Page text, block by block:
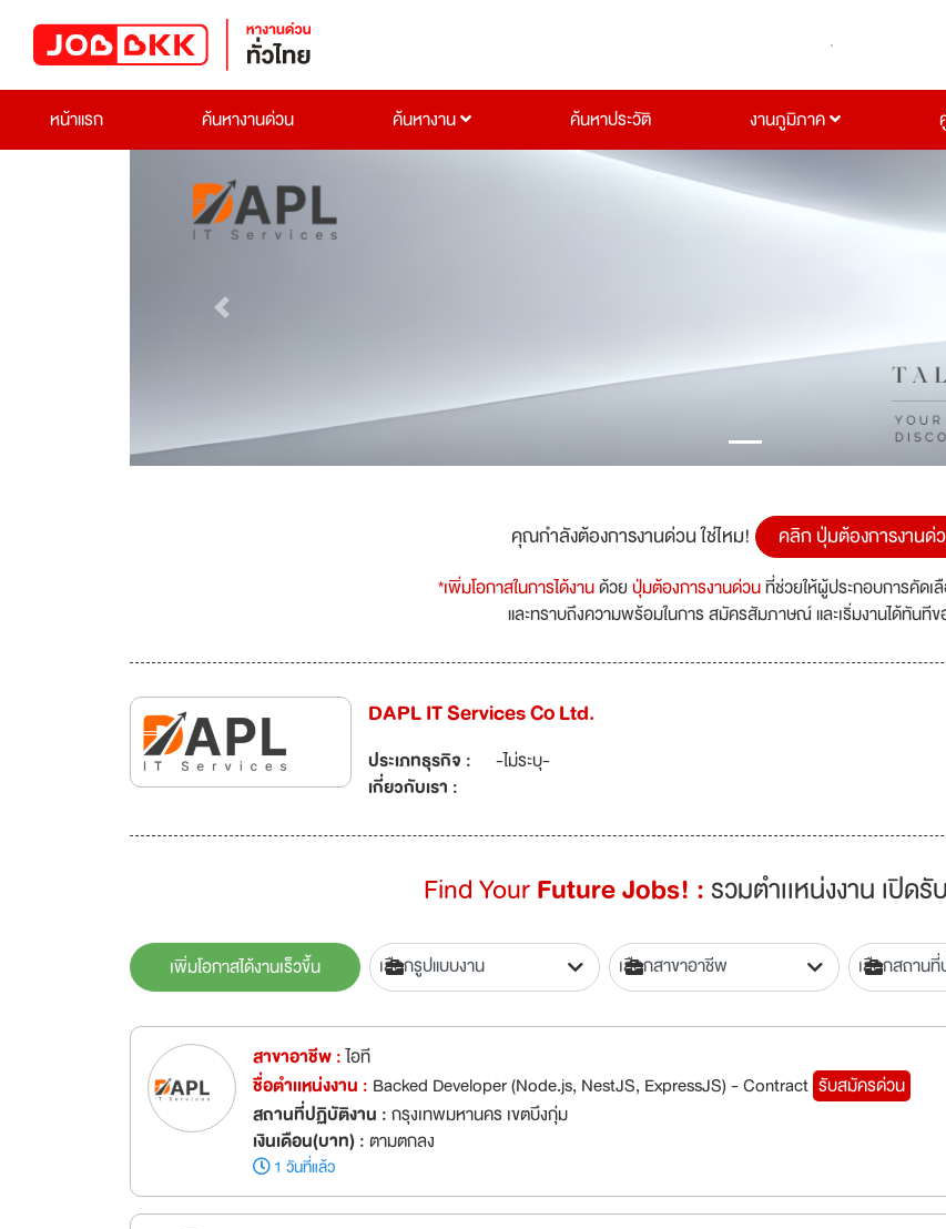
หน้าแรก
ค้นหางานด่วน ค้นหางาน ค้นหาประวัติ งานภูมิภาค
Previous
คุณกำลังต้องการงานด่วน ใช่ไหม! คลิก ปุ่มต้องการงานด่
*เพิ่มโอกาสในการได้งานด้วยปุ่มต้องการงานด่วนที่ช่วยให้ผู้ประกอบการคัดเ
และทราบถึงความพร้อมในการ สมัครสัมภาษณ์ และเริ่มงานได้ทันที
DAPL IT Services Co Ltd.
ประเภทธุรกิจ :
-ไม่ระบุ-
เกี่ยวกับเรา :
Find YourFuture Jobs! :รวมตำเเหน่งงาน เปิด
เพิ่มโอกาสได้งานเร็วขึ้น
สาขาอาชีพ :ไอที
ชื่อตำเเหน่งงาน : Backed Developer (Node.js, NestJS, ExpressJS) - Contract รับสมัครด่วน
สถานที่ปฏิบัติงาน :กรุงเทพมหานคร เขตบึงกุ่ม
เงินเดือน(บาท) :ตามตกลง
1 วันที่แล้ว